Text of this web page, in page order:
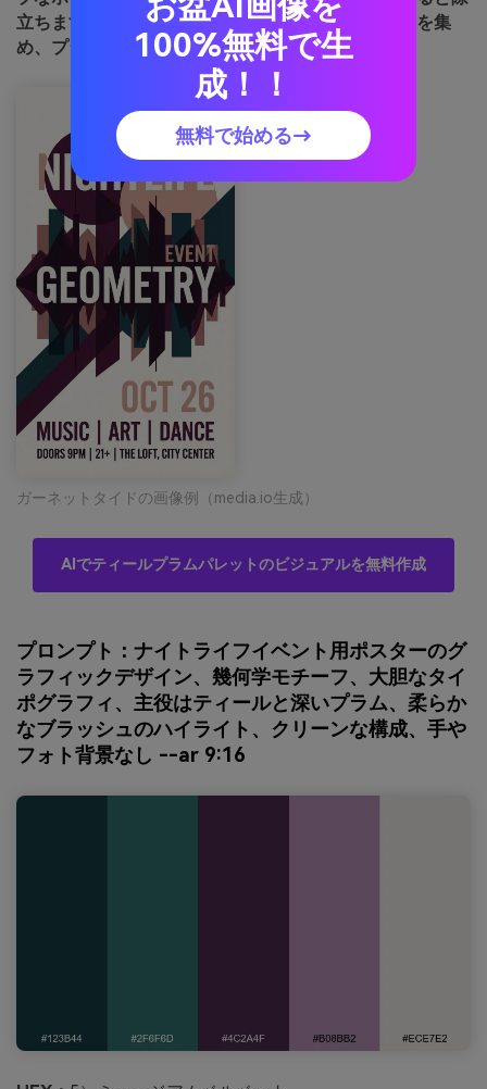
立ちます。使い方のヒント：明るいティールで注目を集
め、プラムは影に徹しましょう。
ガーネットタイドの画像例（media.io生成）
AIでティールプラムパレットのビジュアルを無料作成
プロンプト：ナイトライフイベント用ポスターのグ
ラフィックデザイン、幾何学モチーフ、大胆なタイ
ポグラフィ、主役はティールと深いプラム、柔らか
なブラッシュのハイライト、クリーンな構成、手や
フォト背景なし --ar 9:16
100%無料で生
成！！
無料で始める→